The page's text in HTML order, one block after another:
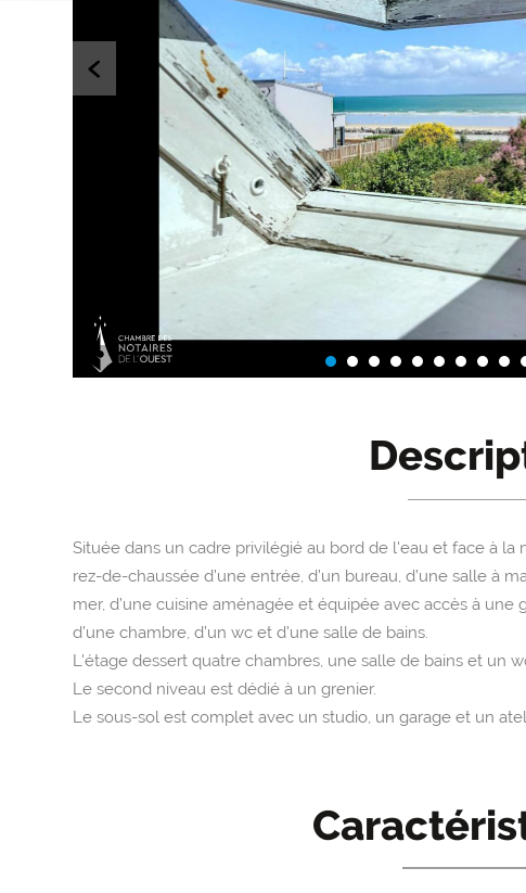
Située dans un cadre privilégié au bord de l'eau et face à
rez-de-chaussée d’une entrée, d’un bureau, d’une salle à
mer, d’une cuisine aménagée et équipée avec accès à
d’une chambre, d’un wc et d’une salle de bains.
L'étage dessert quatre chambres, une salle de bains et un
Le second niveau est dédié à un grenier.
Le sous-sol est complet avec un studio, un garage et un